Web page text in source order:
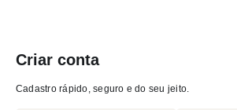
Criar conta
Cadastro rápido, seguro e do seu jeito.